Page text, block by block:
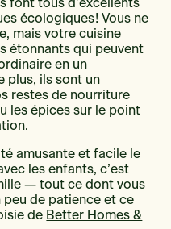
font tous d’excellents
écologiques ! Vous ne
mais votre cuisine
étonnants qui peuvent
en un
plus, ils sont un
restes de nourriture
les épices sur le point
amusante et facile le
les enfants, c’est
— tout ce dont vous
peu de patience et ce
de Better Homes &